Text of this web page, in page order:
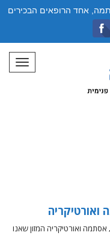
תפריט
ואורטיקריה
ואורטיקריה המזון שאנו
אחד הרופאים הבכירים